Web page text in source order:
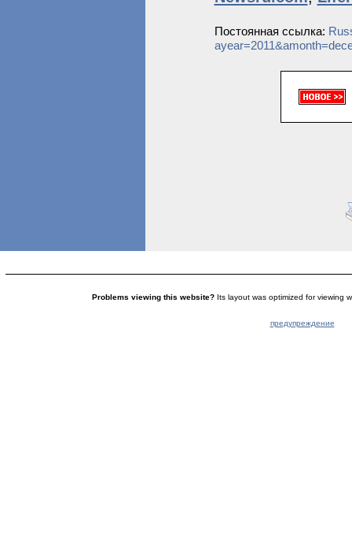
Постоянная ссылка:
Problems viewing this website? Its layout was optimized for viewing
предупреждение